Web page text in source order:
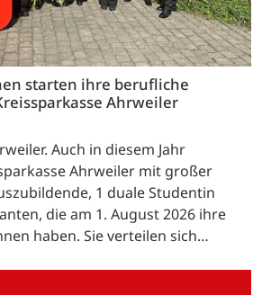
starten ihre berufliche
Ahrweiler
Auch in diesem Jahr
Ahrweiler mit großer
1 duale Studentin
die am 1. August 2026 ihre
haben. Sie verteilen sich…